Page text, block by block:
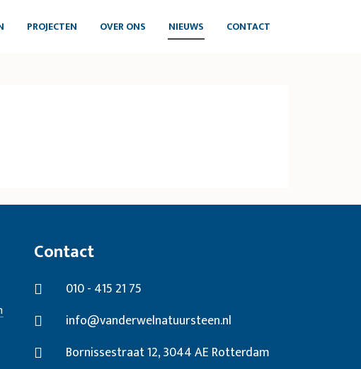
PROJECTEN OVER ONS NIEUWS CONTACT
Contact
010 - 415 21 75
info@vanderwelnatuursteen.nl
Bornissestraat 12, 3044 AE Rotterdam